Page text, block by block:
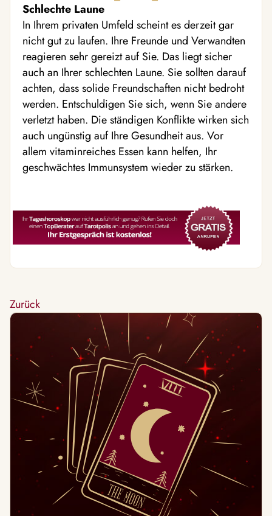
Schlechte Laune
In Ihrem privaten Umfeld scheint es derzeit gar
nicht gut zu laufen. Ihre Freunde und Verwandten
reagieren sehr gereizt auf Sie. Das liegt sicher
auch an Ihrer schlechten Laune. Sie sollten darauf
achten, dass solide Freundschaften nicht bedroht
werden. Entschuldigen Sie sich, wenn Sie andere
verletzt haben. Die ständigen Konflikte wirken sich
auch ungünstig auf Ihre Gesundheit aus. Vor
allem vitaminreiches Essen kann helfen, Ihr
geschwächtes Immunsystem wieder zu stärken.
Zurück